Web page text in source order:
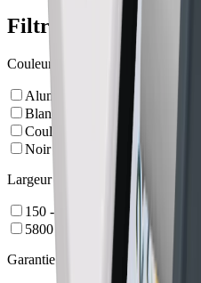
Filtre
Couleur
Aluminium
Blanc
Couleur alu
Noir
Largeur
150 - 5000
5800
Garantie